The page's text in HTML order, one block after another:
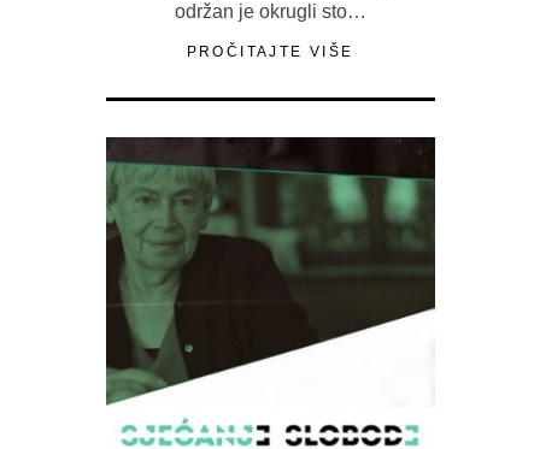
održan je okrugli sto…
PROČITAJTE VIŠE